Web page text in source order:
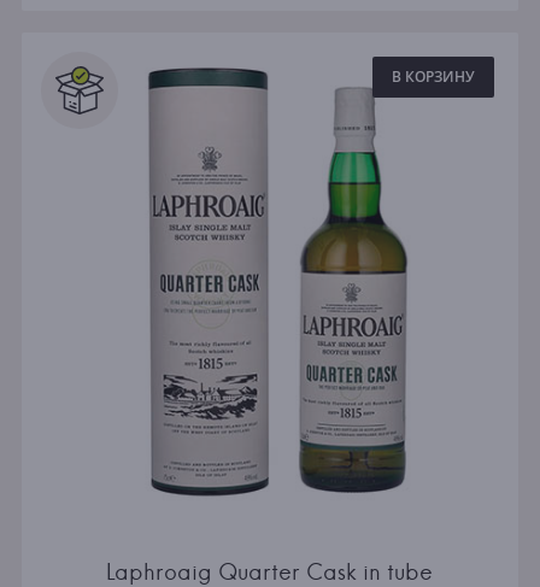
В КОРЗИНУ
Laphroaig Quarter Cask in tube